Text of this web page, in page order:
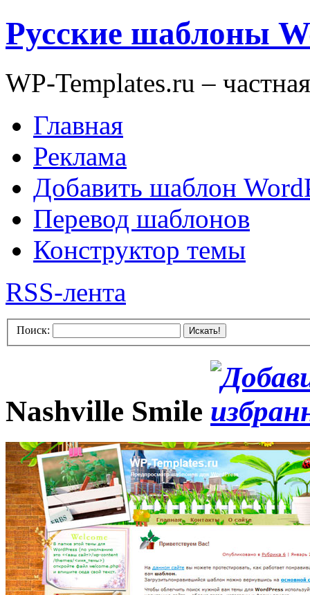
Русские шаблоны
WP-Templates.ru –
Главная
Реклама
Добавить шаблон
Перевод шаблонов
Конструктор темы
RSS-лента
Поиск: Искать!
Nashville Smile